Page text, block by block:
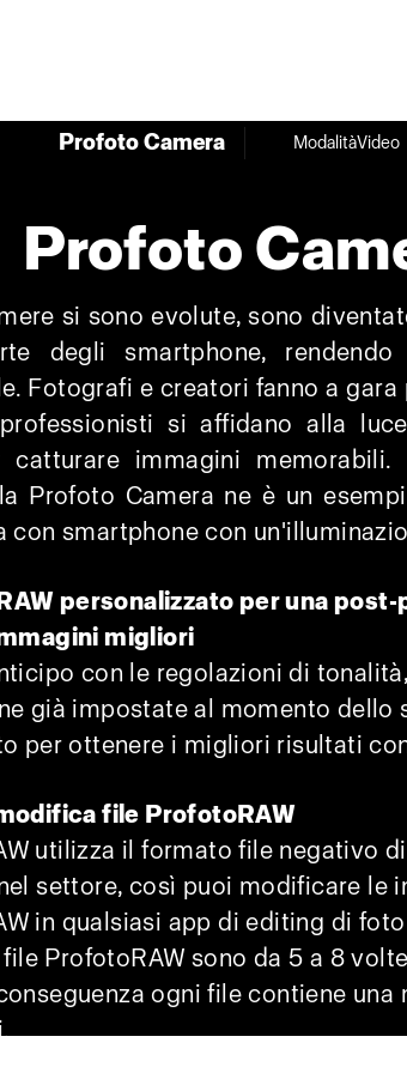
Profoto Camera ModalitàVideo
Profoto
si sono evolute, sono
degli smartphone,
Fotografi e creatori fanno a gara
si affidano alla
catturare immagini memorabili.
Profoto Camera ne è un
con smartphone con
personalizzato per una
migliori
con le regolazioni di
già impostate al momento dello
per ottenere i migliori risultati
file ProfotoRAW
utilizza il formato file negativo
settore, così puoi modificare le
in qualsiasi app di editing di
ProfotoRAW sono da 5 a 8
ogni file contiene una